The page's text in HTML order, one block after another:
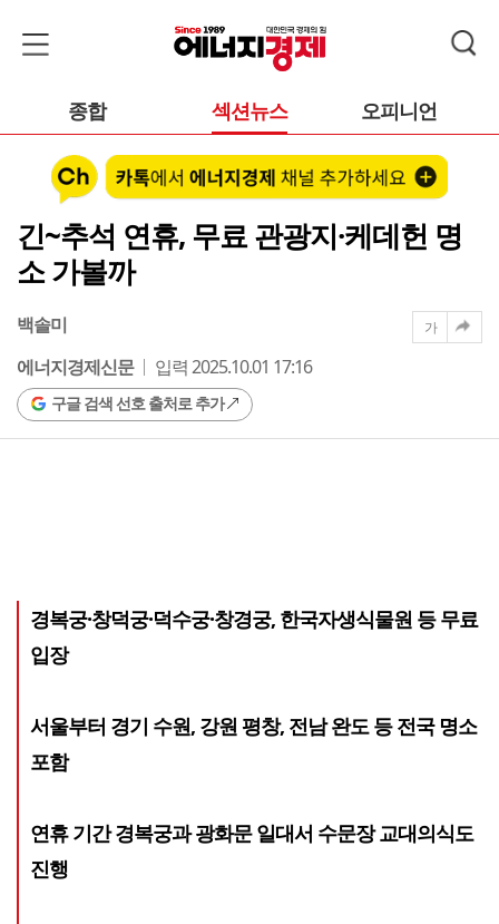
종합 섹션뉴스 오피니언
긴~추석 연휴, 무료 관광지·케데헌 명
소 가볼까
백솔미
에너지경제신문
입력 2025.10.01 17:16
구글 검색 선호 출처로 추가
가
경복궁·창덕궁·덕수궁·창경궁, 한국자생식물원 등 무료
입장
서울부터 경기 수원, 강원 평창, 전남 완도 등 전국 명소
포함
연휴 기간 경복궁과 광화문 일대서 수문장 교대의식도
진행